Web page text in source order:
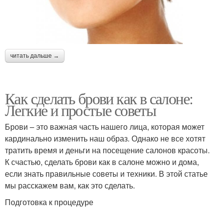
читать дальше →
Как сделать брови как в салоне:
Легкие и простые советы
Брови – это важная часть нашего лица, которая может
кардинально изменить наш образ. Однако не все хотят
тратить время и деньги на посещение салонов красоты.
К счастью, сделать брови как в салоне можно и дома,
если знать правильные советы и техники. В этой статье
мы расскажем вам, как это сделать.
Подготовка к процедуре